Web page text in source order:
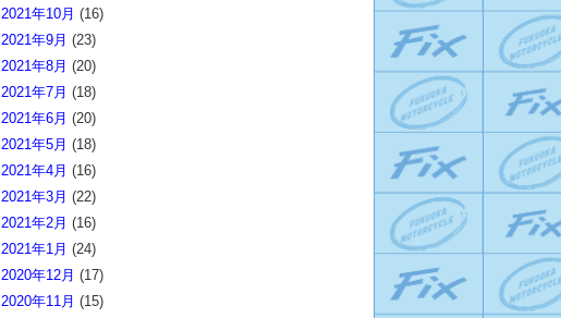
2021年10月 (16)
2021年9月 (23)
2021年8月 (20)
2021年7月 (18)
2021年6月 (20)
2021年5月 (18)
2021年4月 (16)
2021年3月 (22)
2021年2月 (16)
2021年1月 (24)
2020年12月 (17)
2020年11月 (15)